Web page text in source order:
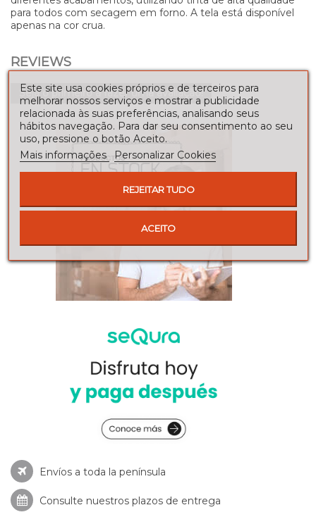
para todos com secagem em forno. A tela está disponível
apenas na cor crua.
REVIEWS
Seja o primeiro a fazer uma avaliação!
Envíos a toda la península
Consulte nuestros plazos de entrega
Este site usa cookies próprios e de terceiros para
melhorar nossos serviços e mostrar a publicidade
relacionada às suas preferências, analisando seus
hábitos navegação. Para dar seu consentimento ao seu
uso, pressione o botão Aceito.
Mais informações Personalizar Cookies
REJEITAR TUDO
ACEITO